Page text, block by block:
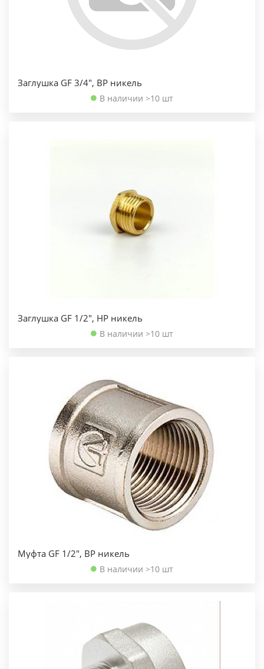
Заглушка GF 3/4", ВР никель
В наличии >10 шт
Заглушка GF 1/2", НР никель
В наличии >10 шт
Муфта GF 1/2", ВР никель
В наличии >10 шт